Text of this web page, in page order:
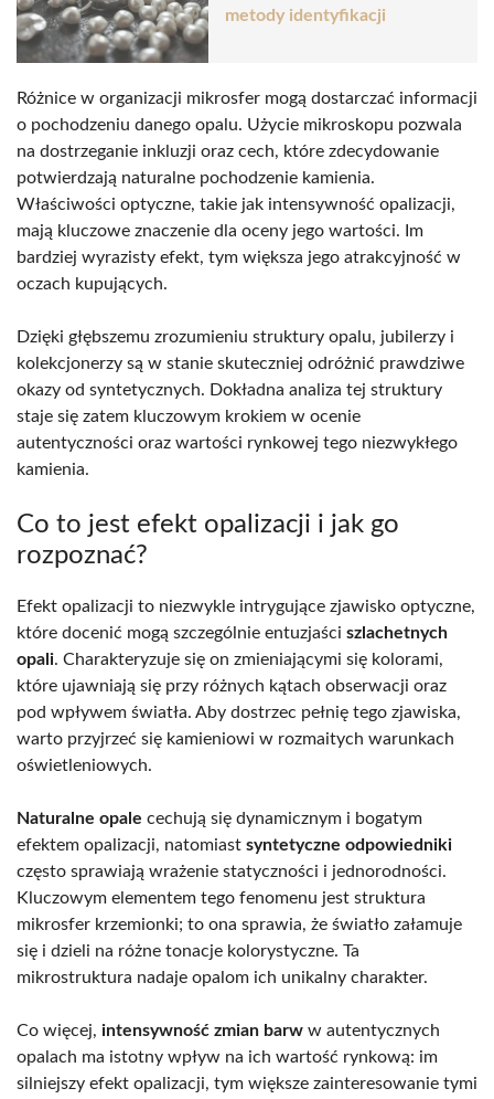
metody identyfikacji
Różnice w organizacji mikrosfer mogą dostarczać informacji
o pochodzeniu danego opalu. Użycie mikroskopu pozwala
na dostrzeganie inkluzji oraz cech, które zdecydowanie
potwierdzają naturalne pochodzenie kamienia.
Właściwości optyczne, takie jak intensywność opalizacji,
mają kluczowe znaczenie dla oceny jego wartości. Im
bardziej wyrazisty efekt, tym większa jego atrakcyjność w
oczach kupujących.
Dzięki głębszemu zrozumieniu struktury opalu, jubilerzy i
kolekcjonerzy są w stanie skuteczniej odróżnić prawdziwe
okazy od syntetycznych. Dokładna analiza tej struktury
staje się zatem kluczowym krokiem w ocenie
autentyczności oraz wartości rynkowej tego niezwykłego
kamienia.
Co to jest efekt opalizacji i jak go
rozpoznać?
Efekt opalizacji to niezwykle intrygujące zjawisko optyczne,
które docenić mogą szczególnie entuzjaści szlachetnych
opali. Charakteryzuje się on zmieniającymi się kolorami,
które ujawniają się przy różnych kątach obserwacji oraz
pod wpływem światła. Aby dostrzec pełnię tego zjawiska,
warto przyjrzeć się kamieniowi w rozmaitych warunkach
oświetleniowych.
Naturalne opale cechują się dynamicznym i bogatym
efektem opalizacji, natomiast syntetyczne odpowiedniki
często sprawiają wrażenie statyczności i jednorodności.
Kluczowym elementem tego fenomenu jest struktura
mikrosfer krzemionki; to ona sprawia, że światło załamuje
się i dzieli na różne tonacje kolorystyczne. Ta
mikrostruktura nadaje opalom ich unikalny charakter.
Co więcej, intensywność zmian barw w autentycznych
opalach ma istotny wpływ na ich wartość rynkową: im
silniejszy efekt opalizacji, tym większe zainteresowanie tymi